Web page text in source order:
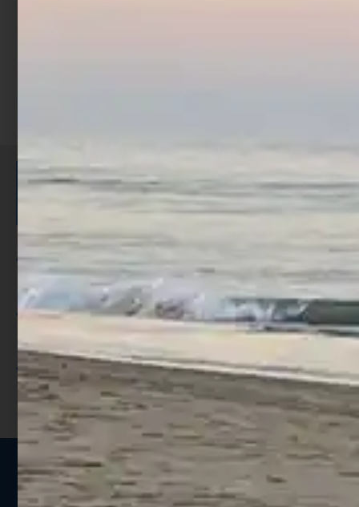
ISCRIVITI E RICEVI 3,50€ DI
SCONTO >
Per ogni acquisto accumuli ulteriori
punti;
Utilizza i punti per ricevere uno
sconto;
I punti sono indicati nella pagina
prodotto;
Seguici sui social